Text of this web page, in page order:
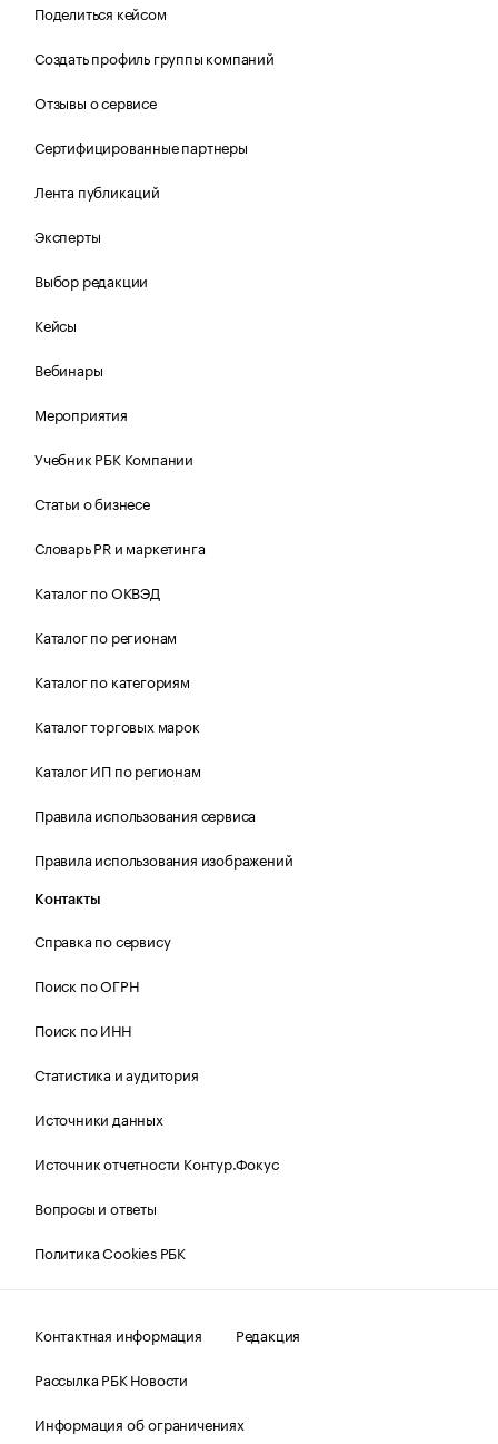
Поделиться кейсом
Создать профиль группы компаний
Отзывы о сервисе
Сертифицированные партнеры
Лента публикаций
Эксперты
Выбор редакции
Кейсы
Вебинары
Мероприятия
Учебник РБК Компании
Статьи о бизнесе
Словарь PR и маркетинга
Каталог по ОКВЭД
Каталог по регионам
Каталог по категориям
Каталог торговых марок
Каталог ИП по регионам
Правила использования сервиса
Правила использования изображений
Контакты
Справка по сервису
Поиск по ОГРН
Поиск по ИНН
Статистика и аудитория
Источники данных
Источник отчетности Контур.Фокус
Вопросы и ответы
Политика Cookies РБК
Контактная информация
Редакция
Рассылка РБК Новости
Информация об ограничениях